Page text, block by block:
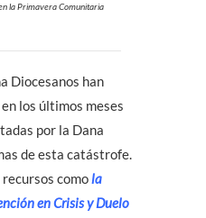
la Primavera Comunitaria
Diocesanos han
los últimos meses
por la Dana
de esta catástrofe.
comola
en Crisis y Duelo